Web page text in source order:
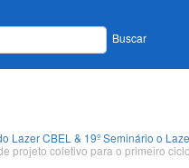
Buscar
Lazer CBEL & 19º Seminário o
projeto coletivo para o primeiro